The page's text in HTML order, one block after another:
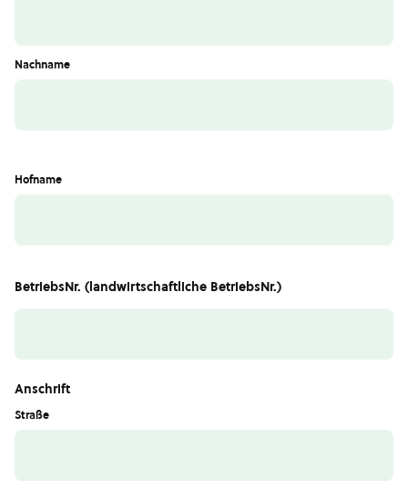
Nachname
Hofname
BetriebsNr. (landwirtschaftliche BetriebsNr.)
Anschrift
Straße